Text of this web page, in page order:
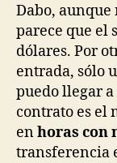
Dabo, aunque
parece que el
dólares. Por
entrada, sólo
puedo llegar a
contrato es el
enhoras con
transferencia